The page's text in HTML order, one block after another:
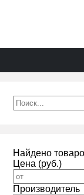
Найдено
Цена (руб.)
Производитель